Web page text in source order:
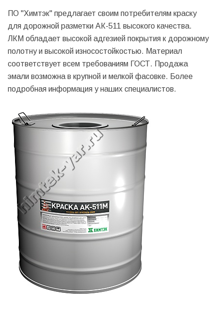
ПО "Химтэк" предлагает своим потребителям краску
для дорожной разметки АК-511 высокого качества.
ЛКМ обладает высокой адгезией покрытия к дорожному
полотну и высокой износостойкостью. Материал
соответствует всем требованиям ГОСТ. Продажа
эмали возможна в крупной и мелкой фасовке. Более
подробная информация у наших специалистов.